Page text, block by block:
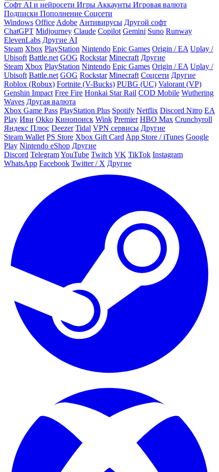
Софт AI и нейросети Игры Аккаунты Игровая валюта
Подписки Пополнение Соцсети
Windows Office Adobe Антивирусы Другой софт
ChatGPT Midjourney Claude Copilot Gemini Suno Runway
ElevenLabs Другие AI
Steam Xbox PlayStation Nintendo Epic Games Origin / EA Uplay /
Ubisoft Battle.net GOG Rockstar Minecraft Другие
Steam Xbox PlayStation Nintendo Epic Games Origin / EA Uplay /
Ubisoft Battle.net GOG Rockstar Minecraft Соцсети Другие
Roblox (Robux) Fortnite (V-Bucks) PUBG (UC) Valorant (VP)
Genshin Impact Free Fire Honkai Star Rail COD Mobile Wuthering
Waves Другая валюта
Xbox Game Pass PlayStation Plus Spotify Netflix Discord Nitro EA
Play Иви Okko Кинопоиск Wink Premier HBO Max Crunchyroll
Яндекс Плюс Deezer Tidal VPN сервисы Другие
Steam Wallet PS Store Xbox Gift Card App Store / iTunes Google
Play Nintendo eShop Другие
Discord TelegramYouTube Twitch VK TikTok Instagram
WhatsApp Facebook Twitter / X Другие